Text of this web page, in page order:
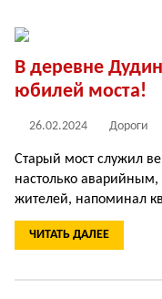
В деревне
юбилей моста!
26.02.2024 Дороги
Старый мост служил
настолько аварийным,
жителей, напоминал
ЧИТАТЬ ДАЛЕЕ